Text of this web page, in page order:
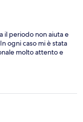
il periodo non aiuta e
ogni caso mi è stata
molto attento e